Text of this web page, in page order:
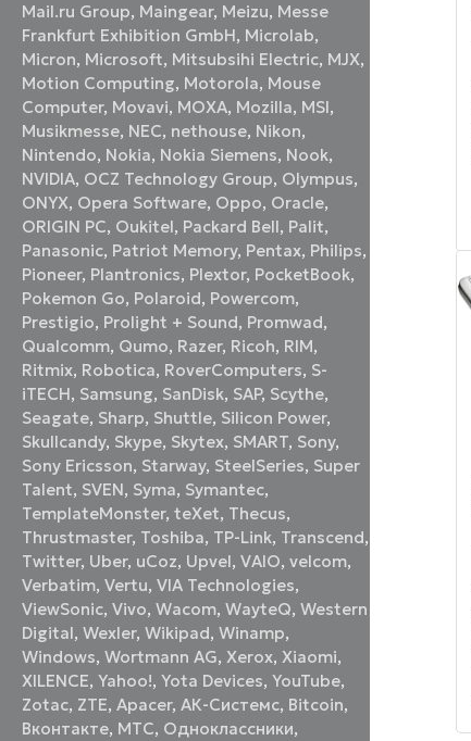
Mail.ru Group, Maingear, Meizu, Messe
Frankfurt Exhibition GmbH, Microlab,
Micron, Microsoft, Mitsubsihi Electric, MJX,
Motion Computing, Motorola, Mouse
Computer, Movavi, MOXA, Mozilla, MSI,
Musikmesse, NEC, nethouse, Nikon,
Nintendo, Nokia, Nokia Siemens, Nook,
NVIDIA, OCZ Technology Group, Olympus,
ONYX, Opera Software, Oppo, Oracle,
ORIGIN PC, Oukitel, Packard Bell, Palit,
Panasonic, Patriot Memory, Pentax, Philips,
Pioneer, Plantronics, Plextor, PocketBook,
Pokemon Go, Polaroid, Powercom,
Prestigio, Prolight + Sound, Promwad,
Qualcomm, Qumo, Razer, Ricoh, RIM,
Ritmix, Robotica, RoverComputers, S-
iTECH, Samsung, SanDisk, SAP, Scythe,
Seagate, Sharp, Shuttle, Silicon Power,
Skullcandy, Skype, Skytex, SMART, Sony,
Sony Ericsson, Starway, SteelSeries, Super
Talent, SVEN, Syma, Symantec,
TemplateMonster,teXet, Thecus,
Thrustmaster, Toshiba, TP-Link, Transcend,
Twitter, Uber, uCoz, Upvel,VAIO,velcom,
Verbatim,Vertu,VIA Technologies,
ViewSonic,Vivo,Wacom,WayteQ,Western
Digital,Wexler,Wikipad,Winamp,
Windows,Wortmann AG,Xerox,Xiaomi,
XILENCE,Yahoo!,Yota Devices,YouTube,
Zotac, ZTE,Аpacer,АК-Системс, Вitcoin,
Вконтакте, МТС, Одноклассники,